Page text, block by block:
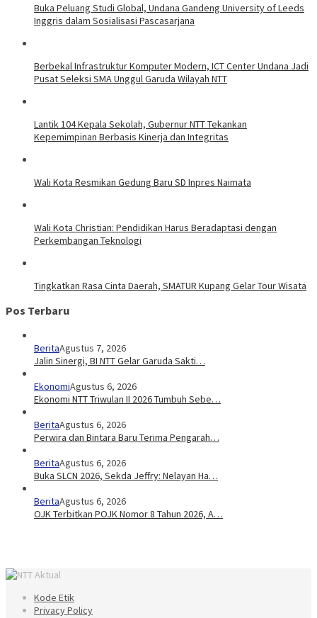
Buka Peluang Studi Global, Undana Gandeng University of Leeds
Inggris dalam Sosialisasi Pascasarjana
Berbekal Infrastruktur Komputer Modern, ICT Center Undana Jadi
Pusat Seleksi SMA Unggul Garuda Wilayah NTT
Lantik 104 Kepala Sekolah, Gubernur NTT Tekankan
Kepemimpinan Berbasis Kinerja dan Integritas
Wali Kota Resmikan Gedung Baru SD Inpres Naimata
Wali Kota Christian: Pendidikan Harus Beradaptasi dengan
Perkembangan Teknologi
Tingkatkan Rasa Cinta Daerah, SMATUR Kupang Gelar Tour Wisata
Pos Terbaru
BeritaAgustus 7, 2026
Jalin Sinergi, BI NTT Gelar Garuda Sakti…
EkonomiAgustus 6, 2026
Ekonomi NTT Triwulan II 2026 Tumbuh Sebe…
BeritaAgustus 6, 2026
Perwira dan Bintara Baru Terima Pengarah…
BeritaAgustus 6, 2026
Buka SLCN 2026, Sekda Jeffry: Nelayan Ha…
BeritaAgustus 6, 2026
OJK Terbitkan POJK Nomor 8 Tahun 2026, A…
Kode Etik
Privacy Policy